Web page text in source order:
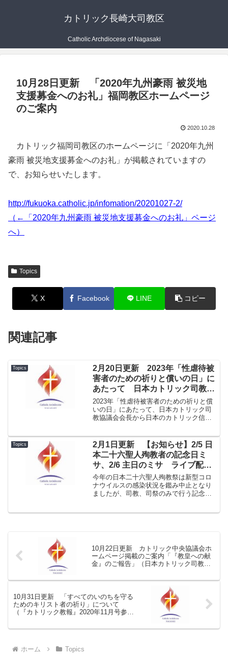
カトリック長崎大司教区
Catholic Archdiocese of Nagasaki
10月28日更新 「2020年九州豪雨 被災地
支援募金へのお礼」福岡教区ホームページ
のご案内
2020.10.28
カトリック福岡司教区のホームページに「2020年九州
豪雨 被災地支援募金へのお礼」が掲載されていますの
で、お知らせいたします。
http://fukuoka.catholic.jp/infomation/20201027-2/
（←「2020年九州豪雨 被災地支援募金へのお礼」ページ
へ）
Topics
X Facebook LINE コピー
関連記事
Topics
2月20日更新 2023年「性虐待被
害者のための祈りと償いの日」に
あたって 日本カトリック司教協
議会会長呼びかけ（カトリック中
央協議会ホームページ）
2023年「性虐待被害者のための祈りと償
いの日」にあたって、日本カトリック司
教協議会会長から日本のカトリック信者
ク中央協議会ホームページへ）
Topics
2月1日更新 【お知らせ】2/5 日
本二十六聖人殉教者の記念日ミ
サ、2/6 主日のミサ ライブ配信
のご案内
今年の日本二十六聖人殉教祭は新型コロ
ナウイルスの感染状況を鑑み中止となり
ましたが、司教、司祭のみで行う記念日
10月22日更新 カトリック中央協議会ホ
ームページ掲載のご案内「『教皇への献
金』のご報告」（日本カトリック司教協
10月31日更新 「すべてのいのちを守る
ためのキリスト者の祈り」について
（『カトリック教報』2020年11月号参
ホーム Topics